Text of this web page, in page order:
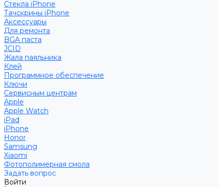
Стекла iPhone
Тачскрины iPhone
Аксессуары
Для ремонта
BGA паста
JCID
Жала паяльника
Клей
Программное обеспечение
Ключи
Сервисным центрам
Apple
Apple Watch
iPad
iPhone
Honor
Samsung
Xiaomi
Фотополимерная смола
Задать вопрос
Войти